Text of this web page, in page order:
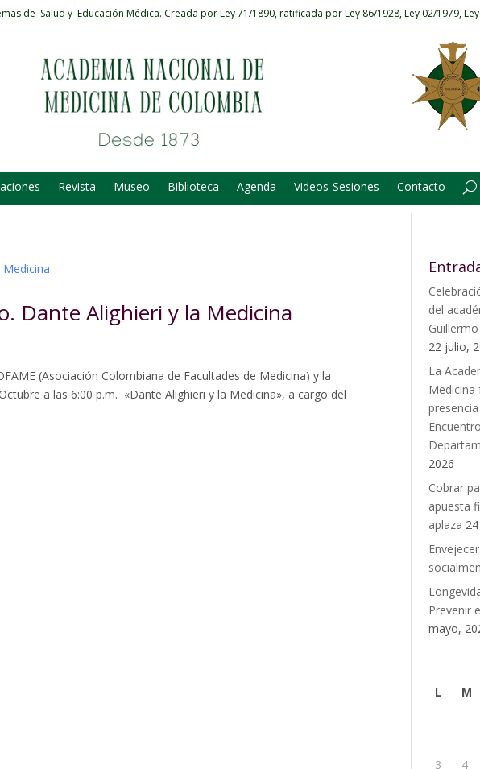
de Salud y Educación Médica. Creada por Ley 71/1890, ratificada por Ley 86/1928, Ley 02/1979,
Revista Museo Biblioteca Agenda Videos-Sesiones Contacto
Dante Alighieri y la Medicina
(Asociación Colombiana de Facultades de Medicina) y la
a las 6:00 p.m. «Dante Alighieri y la Medicina», a cargo del
del
22 julio,
La
Medicina
2026
Cobrar
apuesta
aplaza
Prevenir
mayo,
L M
3 4